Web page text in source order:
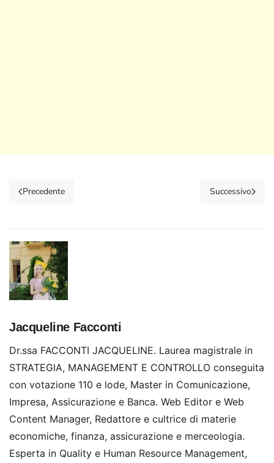
Precedente Successivo
Jacqueline Facconti
Dr.ssa FACCONTI JACQUELINE. Laurea magistrale in
STRATEGIA, MANAGEMENT E CONTROLLO conseguita
con votazione 110 e lode, Master in Comunicazione,
Impresa, Assicurazione e Banca. Web Editor e Web
Content Manager, Redattore e cultrice di materie
economiche, finanza, assicurazione e merceologia.
Esperta in Quality e Human Resource Management,